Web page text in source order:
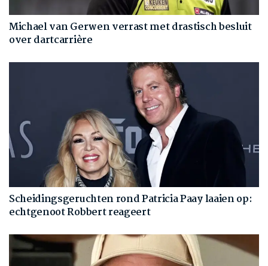
Michael van Gerwen verrast met drastisch besluit
over dartcarrière
Scheidingsgeruchten rond Patricia Paay laaien op:
echtgenoot Robbert reageert